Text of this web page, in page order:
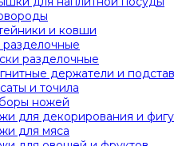
и ковши
разделочные
держатели и
и точила
ножей
для декорирования и
для мяса